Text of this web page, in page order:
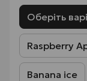
Оберіть
Raspberry
Banana ice